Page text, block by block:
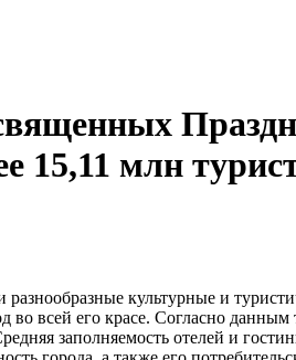
15,11 млн
культурные и
всей его красе. Согласно
заполняемость отелей и